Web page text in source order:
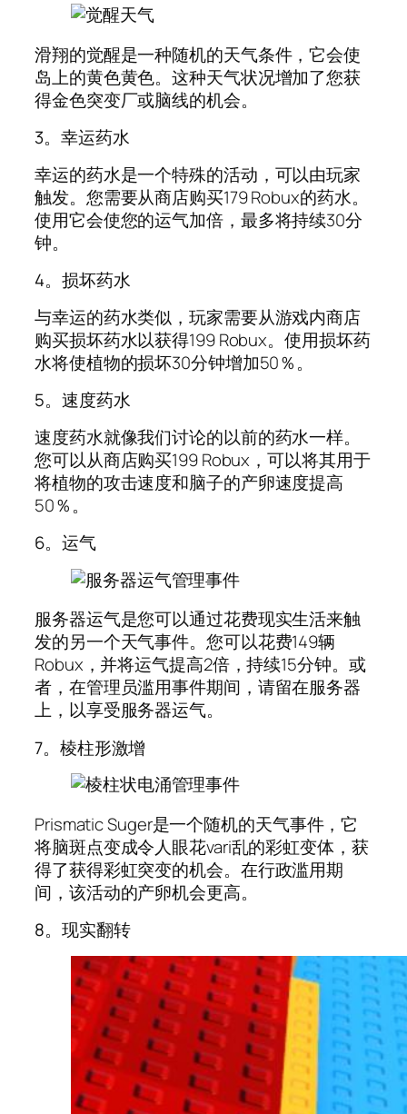
滑翔的觉醒是一种随机的天气条件，它会使
岛上的黄色黄色。这种天气状况增加了您获
得金色突变厂或脑线的机会。
3。幸运药水
幸运的药水是一个特殊的活动，可以由玩家
触发。您需要从商店购买179 Robux的药水。
使用它会使您的运气加倍，最多将持续30分
钟。
4。损坏药水
与幸运的药水类似，玩家需要从游戏内商店
购买损坏药水以获得199 Robux。使用损坏药
水将使植物的损坏30分钟增加50％。
5。速度药水
速度药水就像我们讨论的以前的药水一样。
您可以从商店购买199 Robux，可以将其用于
将植物的攻击速度和脑子的产卵速度提高
50％。
6。运气
服务器运气是您可以通过花费现实生活来触
发的另一个天气事件。您可以花费149辆
Robux，并将运气提高2倍，持续15分钟。或
者，在管理员滥用事件期间，请留在服务器
上，以享受服务器运气。
7。棱柱形激增
Prismatic Suger是一个随机的天气事件，它
将脑斑点变成令人眼花vari乱的彩虹变体，获
得了获得彩虹突变的机会。在行政滥用期
间，该活动的产卵机会更高。
8。现实翻转